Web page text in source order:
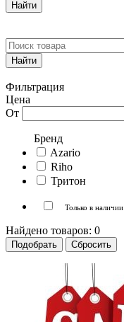
Фильтрация
Цена
От
Бренд
Azario
Riho
Тритон
Только в наличии
Найдено товаров: 0